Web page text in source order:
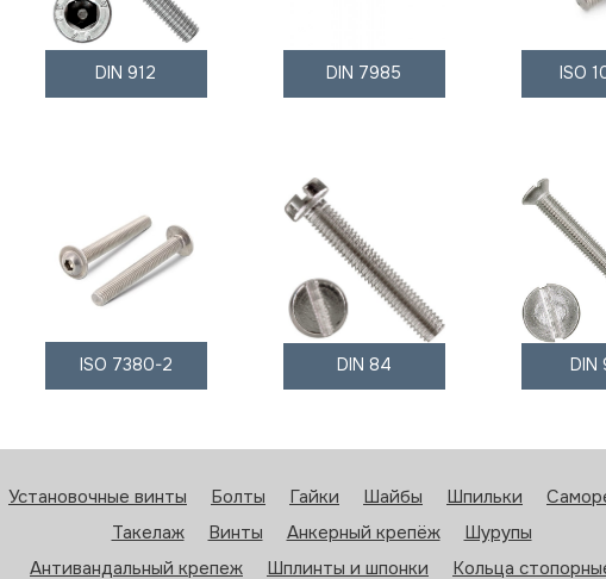
DIN 912 DIN 7985 ISO
ISO 7380-2 DIN 84 DIN
Установочные винты Болты Гайки Шайбы Шпильки
Такелаж
Винты Анкерный крепёж
Шурупы
Антивандальный крепеж
Шплинты и шпонки Кольца